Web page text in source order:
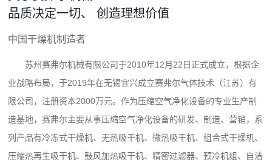
品质决定一切、 创造理想价值
中国干燥机制造者
苏州赛弗尔机械有限公司于2010年12月22日正式成立，根据企
业战略布局，于2019年在无锡宜兴成立赛弗尔气体技术（江苏）有
限公司，注册资本2000万元。作为压缩空气净化设备的专业生产制
造基地，赛弗尔主要从事压缩空气净化设备的研发、制造、营销，系
列产品有冷冻式干燥机、无热吸干机、微热吸干机、组合式干燥机、
压缩热再生吸干机、鼓风加热吸干机、精密过滤器、预冷机组、自洁